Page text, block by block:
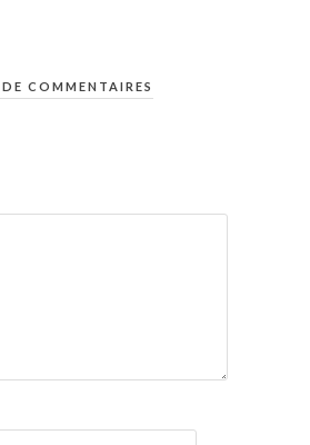
DE COMMENTAIRES